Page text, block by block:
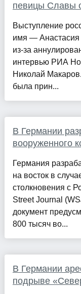
певицы Славы
Выступление
имя — Анастасия
из-за
интервью РИА
Николай
была прин...
В Германии
вооруженного
Германия
на восток в
столкновения с
Street Journal
документ
800 тысяч во...
В Германии
подрыве